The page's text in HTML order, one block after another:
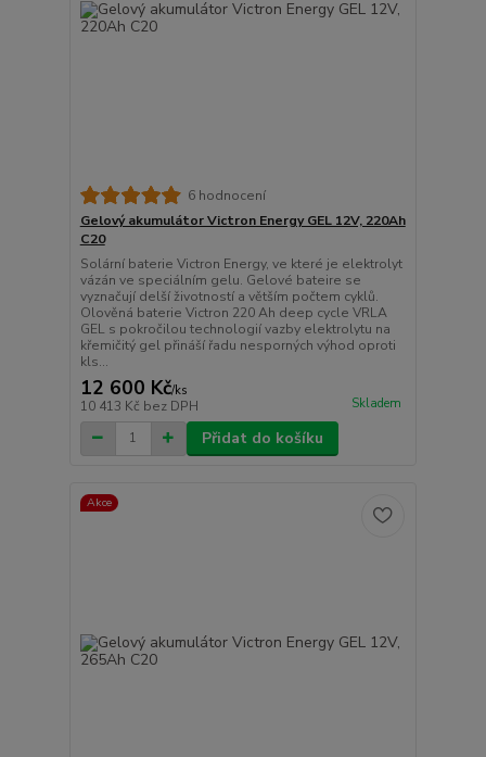
6 hodnocení
Gelový akumulátor Victron Energy GEL 12V, 220Ah
C20
Solární baterie Victron Energy, ve které je elektrolyt
vázán ve speciálním gelu. Gelové bateire se
vyznačují delší životností a větším počtem cyklů.
Olověná baterie Victron 220 Ah deep cycle VRLA
GEL s pokročilou technologií vazby elektrolytu na
křemičitý gel přináší řadu nesporných výhod oproti
kls...
12 600 Kč/ks
10 413 Kč bez DPH Skladem
Přidat do košíku
Akce